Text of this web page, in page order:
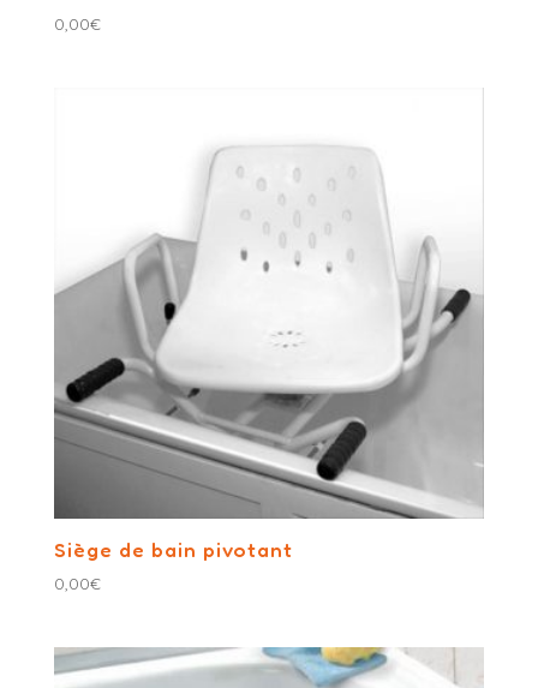
0,00€
Siège de bain pivotant
0,00€